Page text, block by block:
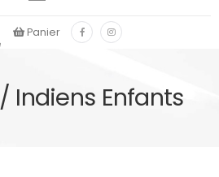
Panier
Indiens Enfants